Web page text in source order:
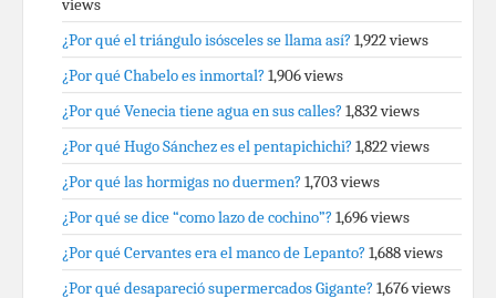
¿Por qué el triángulo isósceles se llama así? 1,922 views
¿Por qué Chabelo es inmortal? 1,906 views
¿Por qué Venecia tiene agua en sus calles? 1,832 views
¿Por qué Hugo Sánchez es el pentapichichi? 1,822 views
¿Por qué las hormigas no duermen? 1,703 views
¿Por qué se dice “como lazo de cochino”? 1,696 views
¿Por qué Cervantes era el manco de Lepanto? 1,688 views
¿Por qué desapareció supermercados Gigante? 1,676 views